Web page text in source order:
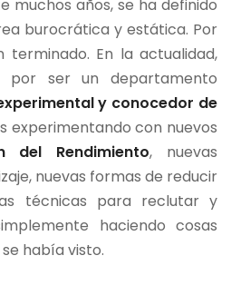
muchos años, se ha definido
burocrática y estática. Por
terminado. En la actualidad,
por ser un departamento
y conocedor de
experimentando con nuevos
del Rendimiento, nuevas
nuevas formas de reducir
técnicas para reclutar y
haciendo cosas
había visto.